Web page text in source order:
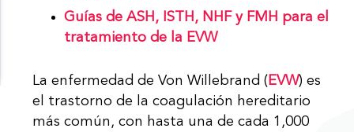
Guías de ASH, ISTH, NHF y FMH para el
tratamiento de la EVW
La enfermedad de Von Willebrand ( EVW) es
el trastorno de la coagulación hereditario
más común, con hasta una de cada 1,000